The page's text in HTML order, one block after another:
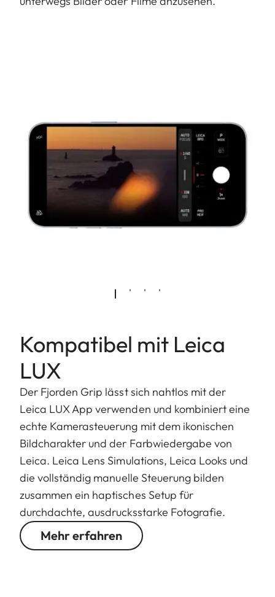
Kompatibel mit Leica
LUX
Der Fjorden Grip lässt sich nahtlos mit der
Leica LUX App verwenden und kombiniert eine
echte Kamerasteuerung mit dem ikonischen
Bildcharakter und der Farbwiedergabe von
Leica. Leica Lens Simulations, Leica Looks und
die vollständig manuelle Steuerung bilden
zusammen ein haptisches Setup für
durchdachte, ausdrucksstarke Fotografie.
Mehr erfahren